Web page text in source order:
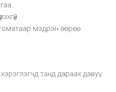
мэдрэн өөрөө
танд дараах давуу